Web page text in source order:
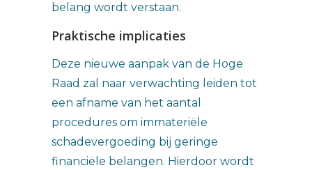
belang wordt verstaan.
Praktische implicaties
Deze nieuwe aanpak van de Hoge
Raad zal naar verwachting leiden tot
een afname van het aantal
procedures om immateriële
schadevergoeding bij geringe
financiële belangen. Hierdoor wordt